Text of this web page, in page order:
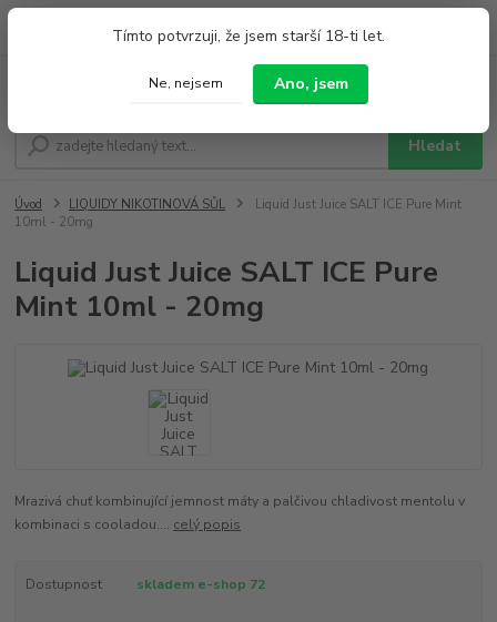
Tímto potvrzuji, že jsem starší 18-ti let.
Ne, nejsem Ano, jsem
Hledat
Po - Pá 9:00 - 19:00 So 9:00 - 14:00
Úvod LIQUIDY NIKOTINOVÁ SŮL
Liquid Just Juice SALT ICE Pure Mint
10ml - 20mg
Liquid Just Juice SALT ICE Pure
Mint 10ml - 20mg
Mrazivá chuť kombinující jemnost máty a palčivou chladivost mentolu v
kombinaci s cooladou.... celý popis
Dostupnost skladem e-shop 72